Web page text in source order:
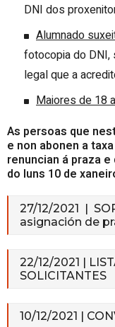
DNI dos
Alumnado
fotocopia do DNI,
legal que a
Maiores de 18
As persoas que
e non abonen a
renuncian á praza
do luns 10 de
27/12/2021 |
asignación de
22/12/2021 |
SOLICITANTES
10/12/2021 |